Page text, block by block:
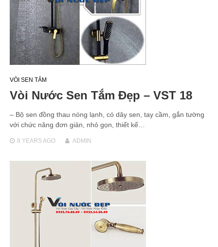
VÒI SEN TẮM
Vòi Nước Sen Tắm Đẹp – VST 18
– Bộ sen đồng thau nóng lạnh, có dây sen, tay cầm, gắn tường
với chức năng đơn giản, nhỏ gọn, thiết kế…
8 YEARSAGO ADMIN